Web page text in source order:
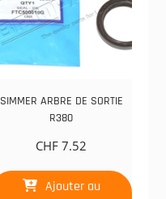
SIMMER ARBRE DE SORTIE
R380
CHF 7.52
Ajouter au